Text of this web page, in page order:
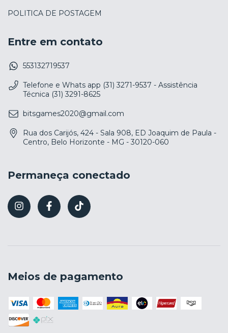
POLITICA DE POSTAGEM
Entre em contato
553132719537
Telefone e Whats app (31) 3271-9537 - Assistência
Técnica (31) 3291-8625
bitsgames2020@gmail.com
Rua dos Carijós, 424 - Sala 908, ED Joaquim de Paula -
Centro, Belo Horizonte - MG - 30120-060
Permaneça conectado
Meios de pagamento